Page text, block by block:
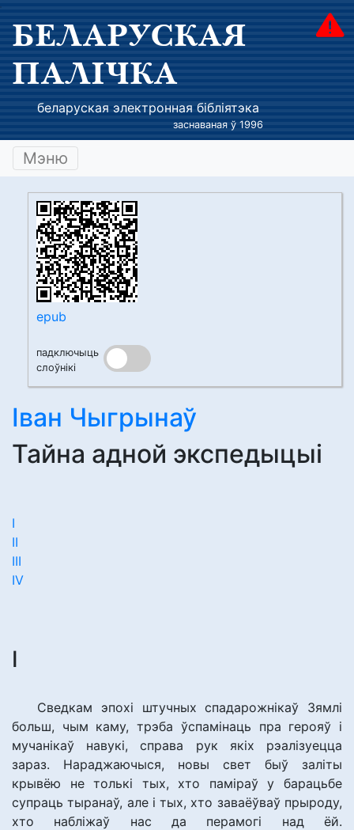
БЕЛАРУСКАЯ
ПАЛІЧКА
беларуская электронная бібліятэка
заснаваная ў 1996
Мэню
epub
падключыць
слоўнікі
Іван Чыгрынаў
Тайна адной экспедыцыі
І
ІІ
ІІІ
IV
І
Сведкам эпохі штучных спадарожнікаў Зямлі
больш, чым каму, трэба ўспамінаць пра герояў і
мучанікаў навукі, справа рук якіх рэалізуецца
зараз. Нараджаючыся, новы свет быў заліты
крывёю не толькі тых, хто паміраў у барацьбе
супраць тыранаў, але і тых, хто заваёўваў прыроду,
хто набліжаў нас да перамогі над ёй.